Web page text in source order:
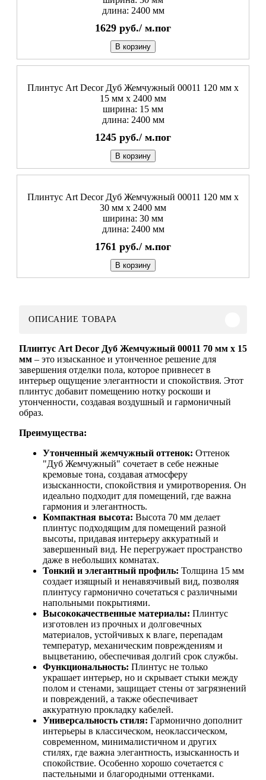
длина: 2400 мм
1629 руб./ м.пог
В корзину
Плинтус Art Decor Дуб Жемчужный 00011 120 мм х
15 мм х 2400 мм
ширина: 15 мм
длина: 2400 мм
1245 руб./ м.пог
В корзину
Плинтус Art Decor Дуб Жемчужный 00011 120 мм х
30 мм х 2400 мм
ширина: 30 мм
длина: 2400 мм
1761 руб./ м.пог
В корзину
ОПИСАНИЕ ТОВАРА
Плинтус Art Decor Дуб Жемчужный 00011 70 мм х 15
мм – это изысканное и утонченное решение для
завершения отделки пола, которое привнесет в
интерьер ощущение элегантности и спокойствия. Этот
плинтус добавит помещению нотку роскоши и
утонченности, создавая воздушный и гармоничный
образ.
Преимущества:
Утонченный жемчужный оттенок: Оттенок
"Дуб Жемчужный" сочетает в себе нежные
кремовые тона, создавая атмосферу
изысканности, спокойствия и умиротворения. Он
идеально подходит для помещений, где важна
гармония и элегантность.
Компактная высота: Высота 70 мм делает
плинтус подходящим для помещений разной
высоты, придавая интерьеру аккуратный и
завершенный вид. Не перегружает пространство
даже в небольших комнатах.
Тонкий и элегантный профиль: Толщина 15 мм
создает изящный и ненавязчивый вид, позволяя
плинтусу гармонично сочетаться с различными
напольными покрытиями.
Высококачественные материалы: Плинтус
изготовлен из прочных и долговечных
материалов, устойчивых к влаге, перепадам
температур, механическим повреждениям и
выцветанию, обеспечивая долгий срок службы.
Функциональность: Плинтус не только
украшает интерьер, но и скрывает стыки между
полом и стенами, защищает стены от загрязнений
и повреждений, а также обеспечивает
аккуратную прокладку кабелей.
Универсальность стиля: Гармонично дополнит
интерьеры в классическом, неоклассическом,
современном, минималистичном и других
стилях, где важна элегантность, изысканность и
спокойствие. Особенно хорошо сочетается с
пастельными и благородными оттенками.